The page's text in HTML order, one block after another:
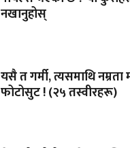
नखानुहोस्
यसै त गर्मी, त्यसमाथि
फोटोसुट ! (२५ तस्वीरहरू)